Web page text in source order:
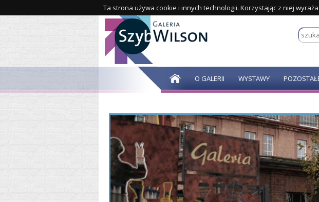
Ta strona używa cookie i innych technologii. Korzystając z niej
O GALERII WYSTAWY